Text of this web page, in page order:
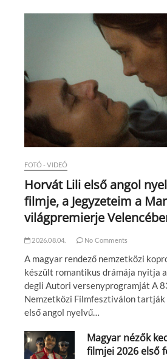
FOTÓ - VIDEÓ
Horvát Lili első angol
filmje, a Jegyzeteim a
világpremierje
2026.08.04. No Comments
A magyar rendező nemzetközi
készült romantikus drámája nyitja
degli Autori versenyprogramját A
Nemzetközi Filmfesztiválon
első angol nyelvű…
Magyar nézők
filmjei 2026 első